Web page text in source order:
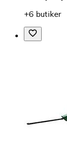
+6 butiker